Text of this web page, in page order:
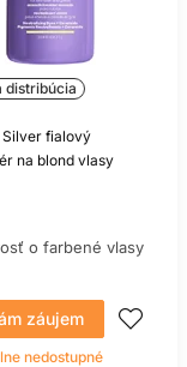
distribúcia
fialový
na blond vlasy
o farbené vlasy
záujem
nedostupné